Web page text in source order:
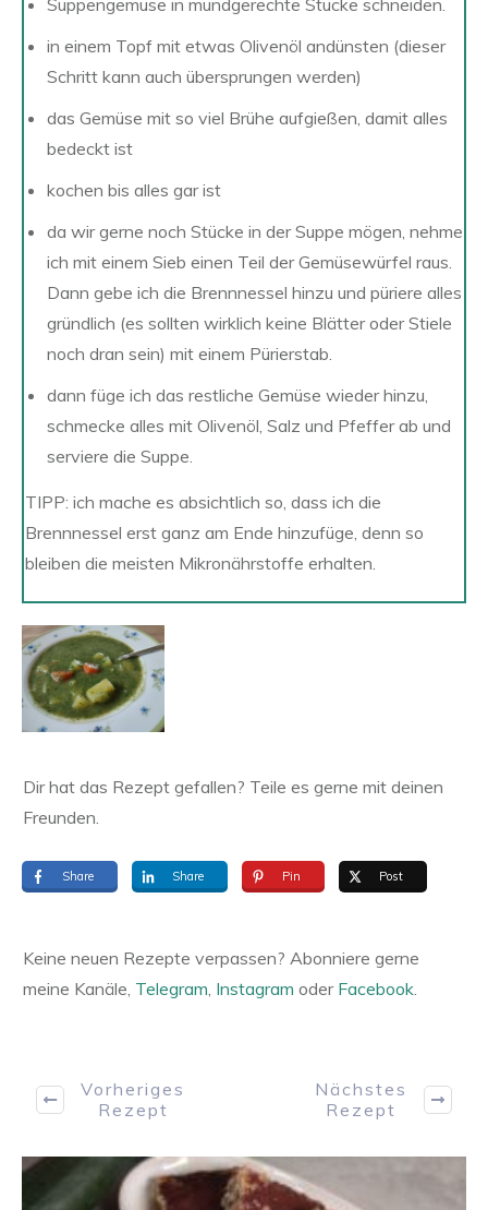
Suppengemüse in mundgerechte Stücke schneiden.
in einem Topf mit etwas Olivenöl andünsten (dieser
Schritt kann auch übersprungen werden)
das Gemüse mit so viel Brühe aufgießen, damit alles
bedeckt ist
kochen bis alles gar ist
da wir gerne noch Stücke in der Suppe mögen, nehme
ich mit einem Sieb einen Teil der Gemüsewürfel raus.
Dann gebe ich die Brennnessel hinzu und püriere alles
gründlich (es sollten wirklich keine Blätter oder Stiele
noch dran sein) mit einem Pürierstab.
dann füge ich das restliche Gemüse wieder hinzu,
schmecke alles mit Olivenöl, Salz und Pfeffer ab und
serviere die Suppe.
TIPP: ich mache es absichtlich so, dass ich die
Brennnessel erst ganz am Ende hinzufüge, denn so
bleiben die meisten Mikronährstoffe erhalten.
Dir hat das Rezept gefallen? Teile es gerne mit deinen
Freunden.
Share Share Pin Post
Keine neuen Rezepte verpassen? Abonniere gerne
meine Kanäle, Telegram, Instagram oder Facebook.
Vorheriges
Rezept
Nächstes
Rezept